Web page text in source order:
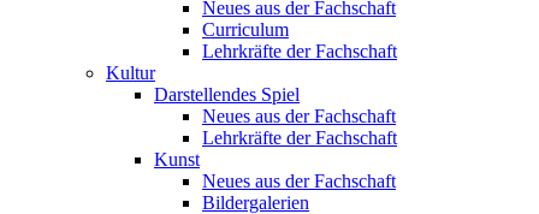
Neues aus der Fachschaft
Curriculum
Lehrkräfte der Fachschaft
Kultur
Darstellendes Spiel
Neues aus der Fachschaft
Lehrkräfte der Fachschaft
Kunst
Neues aus der Fachschaft
Bildergalerien